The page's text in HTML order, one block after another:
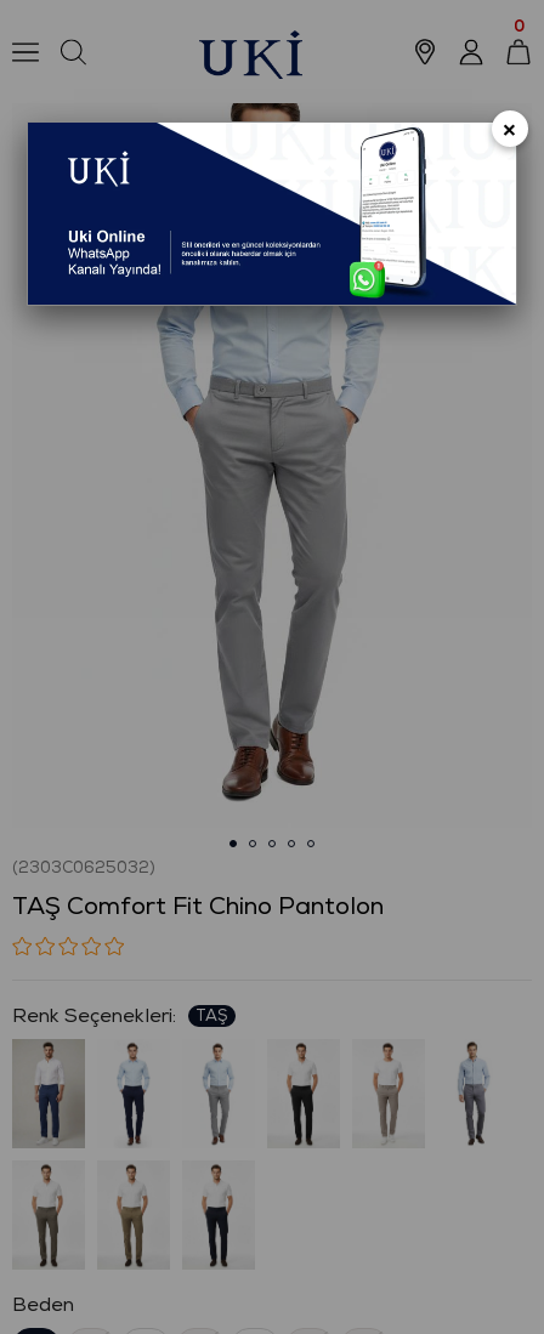
0
TAŞ Comfort Fit
(2303C0625032)
TAŞ Comfort Fit Chino Pantolon
:
Beden
×